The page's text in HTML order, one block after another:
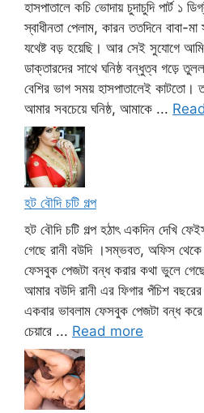
হাসপাতালে কচি ভোদায় চুদাচুদি পার্ট ১
স্বাধীনতা পেলাম, কারন ততদিনে বাবা-
যথেষ্ট বড় হয়েছি। আর সেই সুযোগে আমি
ডাক্তারদের সাথে ঘনিষ্ঠ বন্ধুত্ব গড়ে
বেশির ভাগ সময় হাসপাতালেই কাটতো।
আমার সবচেয়ে ঘনিষ্ঠ, আমাকে ...
হট বৌদি চটি গল্প
হট বৌদি চটি গল্প হঠাৎ একদিন দেখি
গেছে রানী বউদি ।সম্ভবত, অফিস
ফেসবুক পেজটা বন্ধ করার কথা ভুলে
আমার বউদি রানী এর ফিগার পঁচিশ
একবার ভাবলাম ফেসবুক পেজটা বন্ধ
চেয়ারে ... Read more